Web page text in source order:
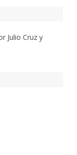
Julio Cruz y